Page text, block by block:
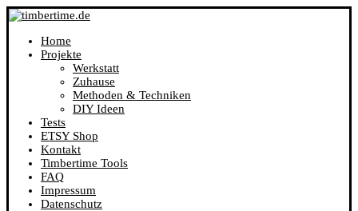
Home
Projekte
Werkstatt
Zuhause
Methoden & Techniken
DIY Ideen
Tests
ETSY Shop
Kontakt
Timbertime Tools
FAQ
Impressum
Datenschutz